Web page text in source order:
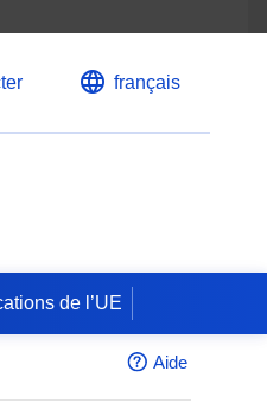
français
de l’UE
Aide